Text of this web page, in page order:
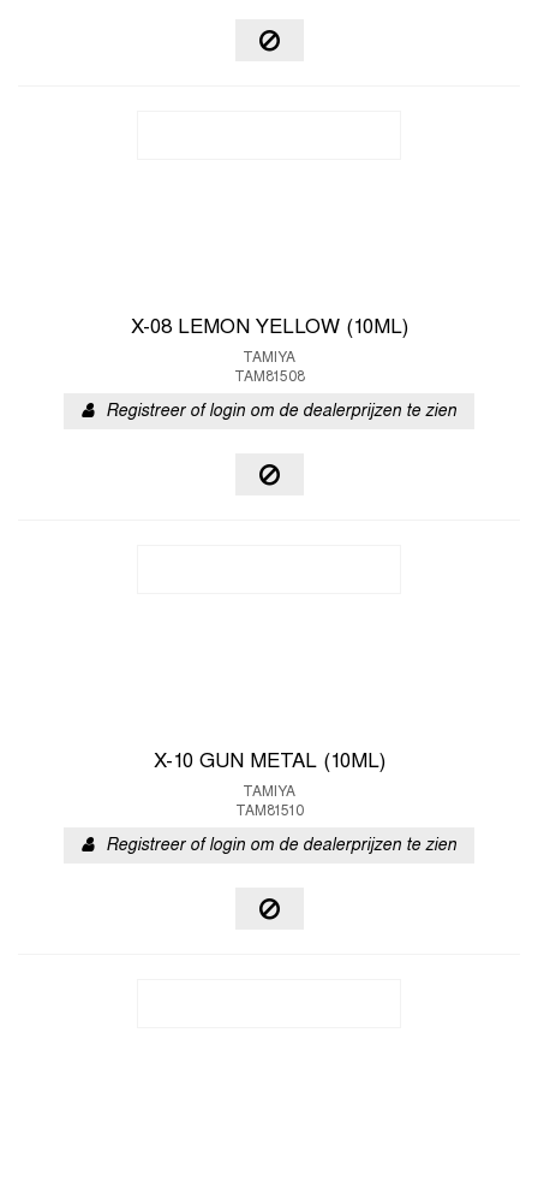
X-08 LEMON YELLOW (10ML)
TAMIYA
TAM81508
Registreer of login om de dealerprijzen te zien
X-10 GUN METAL (10ML)
TAMIYA
TAM81510
Registreer of login om de dealerprijzen te zien